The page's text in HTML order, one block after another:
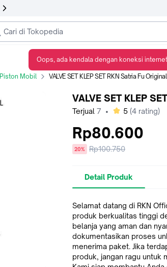
Piston Mobil VALVE SET KLEP SET RKN Satria Fu Original
VALVE SET KLEP
Terjual 7 • bintang
5 (4 rating)
Rp80.600
diskon
20%
Harga
Rp100.750
Detail Produk
Selamat datang di RKN
produk berkualitas tinggi
belanja yang aman dan
dokumentasikan proses
menerima paket. Jika
produk, jangan ragu untuk
Oops, ada kendala dengan koneksi